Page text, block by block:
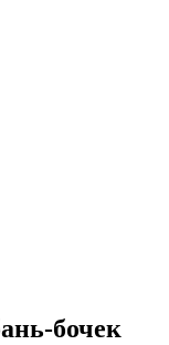
бочек